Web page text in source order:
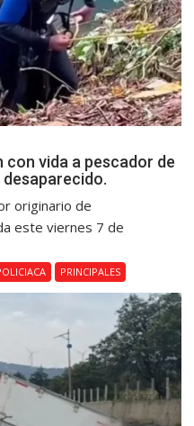
con vida a pescador de
originario de
este viernes 7 de
PRINCIPALES